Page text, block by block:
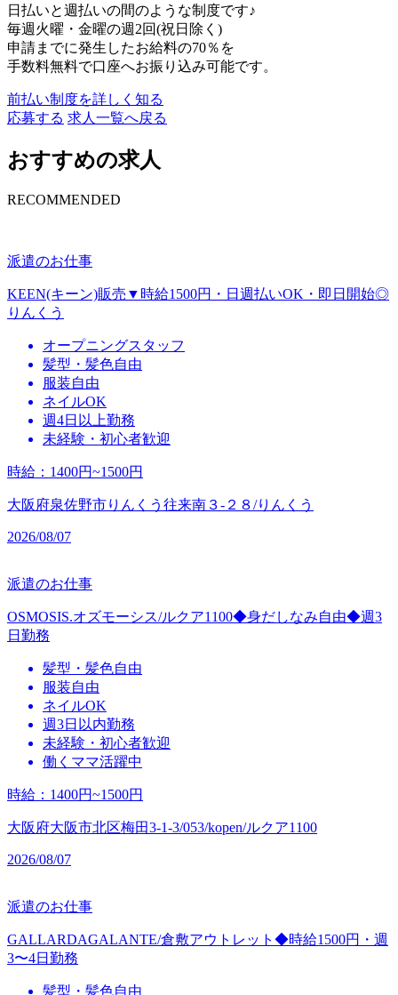
日払いと週払いの間のような制度です♪
毎週火曜・金曜の週2回(祝日除く)
申請までに発生したお給料の70％を
手数料無料で口座へお振り込み可能です。
前払い制度を詳しく知る
応募する 求人一覧へ戻る
おすすめの求人
RECOMMENDED
派遣のお仕事
KEEN(キーン)販売▼時給1500円・日週払いOK・即日開始◎
りんくう
オープニングスタッフ
髪型・髪色自由
服装自由
ネイルOK
週4日以上勤務
未経験・初心者歓迎
時給 ： 1400円~1500円
大阪府泉佐野市りんくう往来南３‐２８/りんくう
2026/08/07
派遣のお仕事
OSMOSIS.オズモーシス/ルクア1100◆身だしなみ自由◆週3
日勤務
髪型・髪色自由
服装自由
ネイルOK
週3日以内勤務
未経験・初心者歓迎
働くママ活躍中
時給 ： 1400円~1500円
大阪府大阪市北区梅田3-1-3/053/kopen/ルクア1100
2026/08/07
派遣のお仕事
GALLARDAGALANTE/倉敷アウトレット◆時給1500円・週
3〜4日勤務
髪型・髪色自由